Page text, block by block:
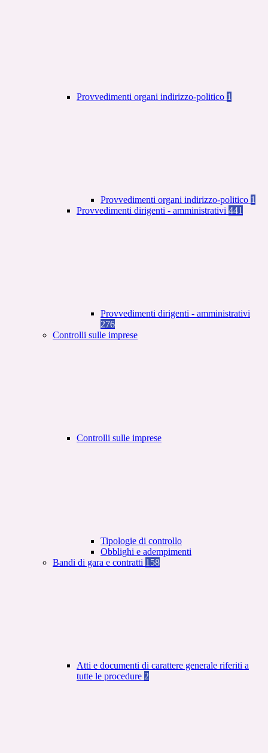
Provvedimenti organi indirizzo-politico 1
Provvedimenti organi indirizzo-politico 1
Provvedimenti dirigenti - amministrativi 441
Provvedimenti dirigenti - amministrativi
276
Controlli sulle imprese
Controlli sulle imprese
Tipologie di controllo
Obblighi e adempimenti
Bandi di gara e contratti 158
Atti e documenti di carattere generale riferiti a
tutte le procedure 2